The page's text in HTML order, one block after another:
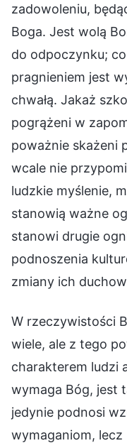
zadowoleniu,
Boga. Jest wolą
do odpoczynku;
pragnieniem jest
chwałą. Jakaż
pogrążeni w
poważnie skażeni
wcale nie
ludzkie myślenie,
stanowią ważne
stanowi drugie
podnoszenia
zmiany ich
W rzeczywistości
wiele, ale z tego
charakterem ludzi
wymaga Bóg, jest
jedynie podnosi
wymaganiom,